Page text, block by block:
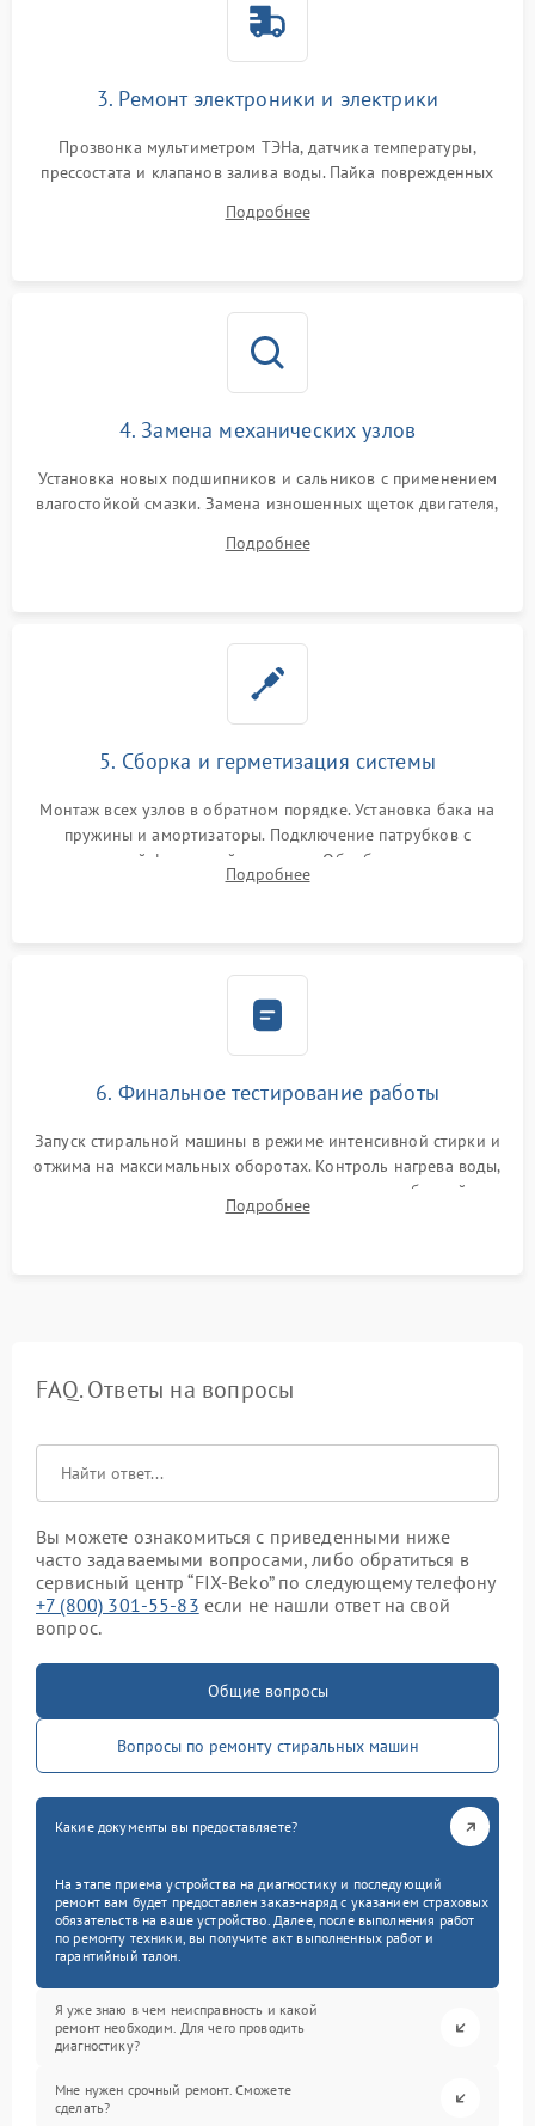
3. Ремонт электроники и электрики
Прозвонка мультиметром ТЭНа, датчика температуры,
прессостата и клапанов залива воды. Пайка поврежденных
Восстановление целостности проводки и контактов.
Подробнее
4. Замена механических узлов
Установка новых подшипников и сальников с применением
влагостойкой смазки. Замена изношенных щеток двигателя,
или поврежденной резиновой манжеты.
Подробнее
5. Сборка и герметизация системы
Монтаж всех узлов в обратном порядке. Установка бака на
пружины и амортизаторы. Подключение патрубков с
надежной фиксацией хомутами. Обработка стыков
герметиком для предотвращения возможных протечек воды.
Подробнее
6. Финальное тестирование работы
Запуск стиральной машины в режиме интенсивной стирки и
отжима на максимальных оборотах. Контроль нагрева воды,
корректности слива, отсутствия излишних вибраций,
посторонних стуков и протечек под корпусом.
Подробнее
FAQ. Ответы на вопросы
Вы можете ознакомиться с приведенными ниже
часто задаваемыми вопросами, либо обратиться в
сервисный центр “FIX-Beko” по следующему телефону
+7 (800) 301-55-83 если не нашли ответ на свой
вопрос.
Общие вопросы
Вопросы по ремонту стиральных машин
Какие документы вы предоставляете?
На этапе приема устройства на диагностику и последующий
ремонт вам будет предоставлен заказ-наряд с указанием страховых
обязательств на ваше устройство. Далее, после выполнения работ
по ремонту техники, вы получите акт выполненных работ и
гарантийный талон.
Я уже знаю в чем неисправность и какой
ремонт необходим. Для чего проводить
диагностику?
Мне нужен срочный ремонт. Сможете
сделать?